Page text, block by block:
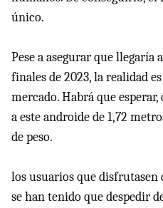
único.
Pese a asegurar que llegaría
finales de 2023, la realidad
mercado. Habrá que
a este androide de 1,72
de peso.
los usuarios que
se han tenido que despedir